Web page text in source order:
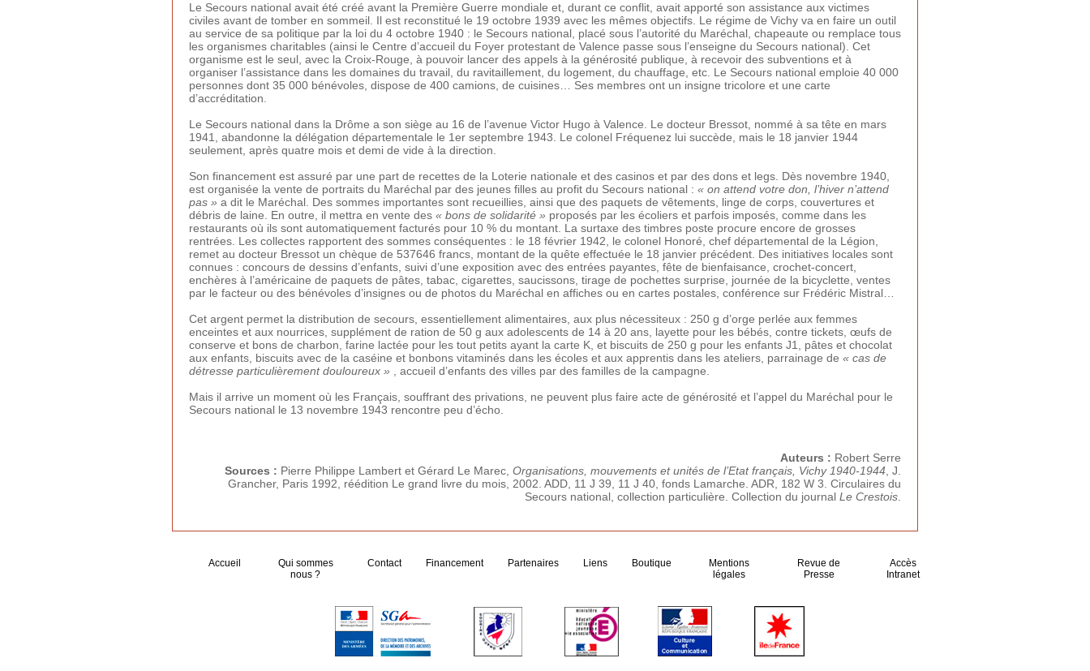
Le Secours national avait été créé avant la Première Guerre mondiale et, durant ce conflit, avait apporté son assistance aux victimes
civiles avant de tomber en sommeil. Il est reconstitué le 19 octobre 1939 avec les mêmes objectifs. Le régime de Vichy va en faire un outil
au service de sa politique par la loi du 4 octobre 1940 : le Secours national, placé sous l’autorité du Maréchal, chapeaute ou remplace tous
les organismes charitables (ainsi le Centre d’accueil du Foyer protestant de Valence passe sous l’enseigne du Secours national). Cet
organisme est le seul, avec la Croix-Rouge, à pouvoir lancer des appels à la générosité publique, à recevoir des subventions et à
organiser l’assistance dans les domaines du travail, du ravitaillement, du logement, du chauffage, etc. Le Secours national emploie 40 000
personnes dont 35 000 bénévoles, dispose de 400 camions, de cuisines… Ses membres ont un insigne tricolore et une carte
d’accréditation.
Le Secours national dans la Drôme a son siège au 16 de l’avenue Victor Hugo à Valence. Le docteur Bressot, nommé à sa tête en mars
1941, abandonne la délégation départementale le 1er septembre 1943. Le colonel Fréquenez lui succède, mais le 18 janvier 1944
seulement, après quatre mois et demi de vide à la direction.
Son financement est assuré par une part de recettes de la Loterie nationale et des casinos et par des dons et legs. Dès novembre 1940,
est organisée la vente de portraits du Maréchal par des jeunes filles au profit du Secours national : « on attend votre don, l’hiver n’attend
pas » a dit le Maréchal. Des sommes importantes sont recueillies, ainsi que des paquets de vêtements, linge de corps, couvertures et
débris de laine. En outre, il mettra en vente des « bons de solidarité » proposés par les écoliers et parfois imposés, comme dans les
restaurants où ils sont automatiquement facturés pour 10 % du montant. La surtaxe des timbres poste procure encore de grosses
rentrées. Les collectes rapportent des sommes conséquentes : le 18 février 1942, le colonel Honoré, chef départemental de la Légion,
remet au docteur Bressot un chèque de 537646 francs, montant de la quête effectuée le 18 janvier précédent. Des initiatives locales sont
connues : concours de dessins d’enfants, suivi d’une exposition avec des entrées payantes, fête de bienfaisance, crochet-concert,
enchères à l’américaine de paquets de pâtes, tabac, cigarettes, saucissons, tirage de pochettes surprise, journée de la bicyclette, ventes
par le facteur ou des bénévoles d’insignes ou de photos du Maréchal en affiches ou en cartes postales, conférence sur Frédéric Mistral…
Cet argent permet la distribution de secours, essentiellement alimentaires, aux plus nécessiteux : 250 g d’orge perlée aux femmes
enceintes et aux nourrices, supplément de ration de 50 g aux adolescents de 14 à 20 ans, layette pour les bébés, contre tickets, œufs de
conserve et bons de charbon, farine lactée pour les tout petits ayant la carte K, et biscuits de 250 g pour les enfants J1, pâtes et chocolat
aux enfants, biscuits avec de la caséine et bonbons vitaminés dans les écoles et aux apprentis dans les ateliers, parrainage de « cas de
détresse particulièrement douloureux » , accueil d’enfants des villes par des familles de la campagne.
Mais il arrive un moment où les Français, souffrant des privations, ne peuvent plus faire acte de générosité et l’appel du Maréchal pour le
Secours national le 13 novembre 1943 rencontre peu d’écho.
Auteurs : Robert Serre
Sources : Pierre Philippe Lambert et Gérard Le Marec, Organisations, mouvements et unités de l’Etat français, Vichy 1940-1944 , J.
Grancher, Paris 1992, réédition Le grand livre du mois, 2002. ADD, 11 J 39, 11 J 40, fonds Lamarche. ADR, 182 W 3. Circulaires du
Secours national, collection particulière. Collection du journal Le Crestois
Accueil
Qui sommes
nous ?
Contact Financement Partenaires Liens Boutique
Mentions
légales
Revue de
Presse
Accès
Intranet